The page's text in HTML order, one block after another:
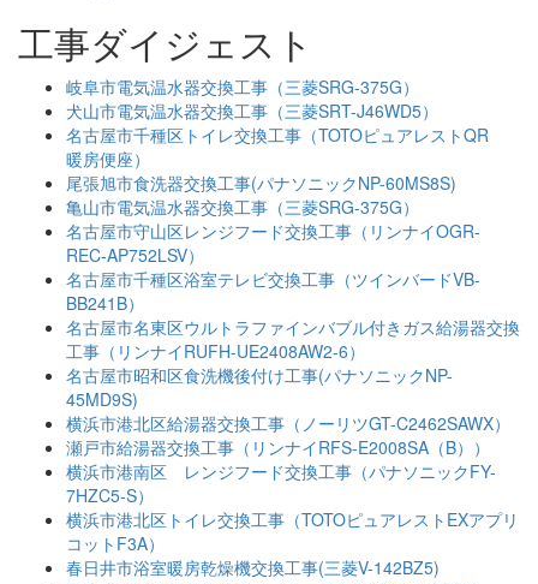
工事ダイジェスト
岐阜市電気温水器交換工事（三菱SRG-375G）
犬山市電気温水器交換工事（三菱SRT-J46WD5）
名古屋市千種区トイレ交換工事（TOTOピュアレストQR
暖房便座）
尾張旭市食洗器交換工事(パナソニックNP-60MS8S)
亀山市電気温水器交換工事（三菱SRG-375G）
名古屋市守山区レンジフード交換工事（リンナイOGR-
REC-AP752LSV）
名古屋市千種区浴室テレビ交換工事（ツインバードVB-
BB241B）
名古屋市名東区ウルトラファインバブル付きガス給湯器交換
工事（リンナイRUFH-UE2408AW2-6）
名古屋市昭和区食洗機後付け工事(パナソニックNP-
45MD9S)
横浜市港北区給湯器交換工事（ノーリツGT-C2462SAWX）
瀬戸市給湯器交換工事（リンナイRFS-E2008SA（B））
横浜市港南区 レンジフード交換工事（パナソニックFY-
7HZC5-S）
横浜市港北区トイレ交換工事（TOTOピュアレストEXアプリ
コットF3A）
春日井市浴室暖房乾燥機交換工事(三菱V-142BZ5)